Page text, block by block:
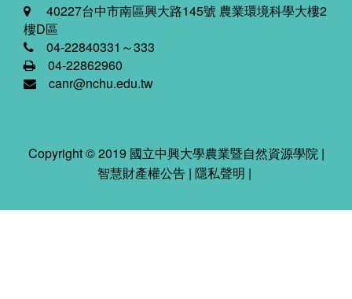
40227台中市南區興大路145號 農業環境科學大樓2
樓D區
04-22840331～333
04-22862960
canr@nchu.edu.tw
Copyright © 2019 國立中興大學農業暨自然資源學院 |
智慧財產權公告 | 隱私聲明 |